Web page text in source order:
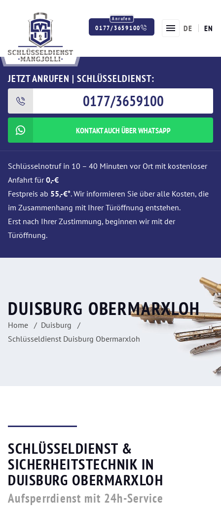
0177/3659100 DE EN
JETZT ANRUFEN | SCHLÜSSELDIENST:
0177/3659100
KONTAKT AUCH ÜBER WHATSAPP
Schlüsselnotruf in 10 – 40 Minuten vor Ort mit kostenloser
Anfahrt für0,-€
Festpreis ab 55,-€*. Wir informieren Sie über alle Kosten, die
im Zusammenhang mit Ihrer Türöffnung entstehen.
Erst nach Ihrer Zustimmung, beginnen wir mit der
Türöffnung.
DUISBURG OBERMARXLOH
Home
Duisburg
Schlüsseldienst Duisburg Obermarxloh
SCHLÜSSELDIENST &
SICHERHEITSTECHNIK IN
DUISBURG OBERMARXLOH
Aufsperrdienst mit 24h-Service